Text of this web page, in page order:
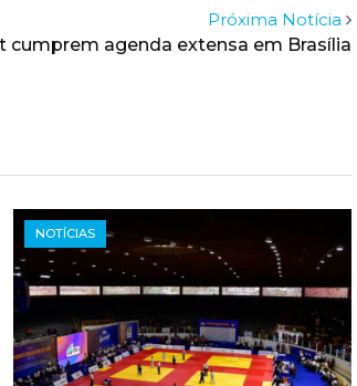
Próxima Notícia
cumprem agenda extensa em Brasília
NOTÍCIAS